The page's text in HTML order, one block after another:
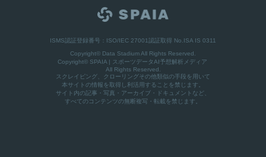
ISMS認証登録番号：ISO/IEC 27001認証取得 No.ISA IS 0311
Copyright© Data Stadium All Rights Reserved.
Copyright© SPAIA | スポーツデータAI予想解析メディア
All Rights Reserved.
スクレイピング、クローリングその他類似の手段を用いて
本サイトの情報を取得し利活用することを禁じます。
サイト内の記事・写真・アーカイブ・ドキュメントなど、
すべてのコンテンツの無断複写・転載を禁じます。